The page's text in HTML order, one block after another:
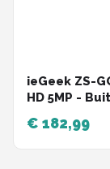
ieGeek ZS-
HD 5MP -
Met WiFi en
verticaal -
€ 182,99